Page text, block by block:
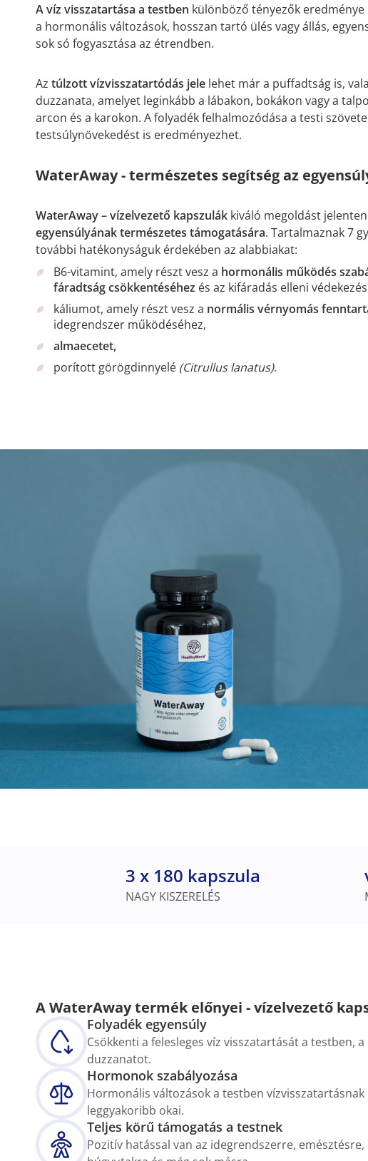
A víz visszatartása a testben különböző tényezők
a hormonális változások, hosszan tartó ülés vagy állás,
sok só fogyasztása az étrendben.
Az túlzott vízvisszatartódás jele lehet már a puffadtság is,
duzzanata, amelyet leginkább a lábakon, bokákon vagy a
arcon és a karokon. A folyadék felhalmozódása a testi
testsúlynövekedést is eredményezhet.
WaterAway - természetes segítség az
WaterAway – vízelvezető kapszulák kiváló megoldást
egyensúlyának természetes támogatására. Tartalmaznak 7
további hatékonyságuk érdekében az alabbiakat:
B6-vitamint, amely részt vesz a hormonális működés
fáradtság csökkentéséhez és az kifáradás elleni
káliumot, amely részt vesz a normális vérnyomás
idegrendszer működéséhez,
almaecetet,
porított görögdinnyelé (Citrullus lanatus).
3 x 180 kapszula
NAGY KISZERELÉS
A WaterAway termék előnyei - vízelvezető
Folyadék egyensúly
Csökkenti a felesleges víz visszatartását a testben,
duzzanatot.
Hormonok szabályozása
Hormonális változások a testben vízvisszatartásnak
leggyakoribb okai.
Teljes körű támogatás a testnek
Pozitív hatással van az idegrendszerre, emésztésre,